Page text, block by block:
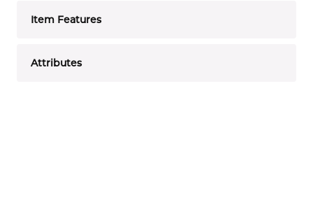
Item Features
Attributes